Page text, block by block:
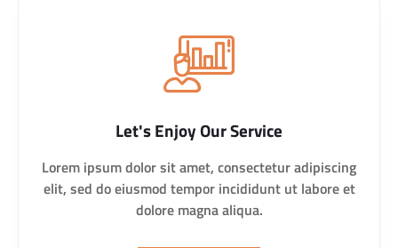
Let's Enjoy Our Service
Lorem ipsum dolor sit amet, consectetur adipiscing
elit, sed do eiusmod tempor incididunt ut labore et
dolore magna aliqua.